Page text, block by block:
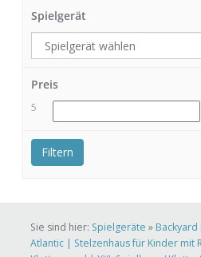
Spielgerät
Preis
5
Filtern
Sie sind hier: Spielgeräte »
Atlantic | Stelzenhaus für Kinder mit